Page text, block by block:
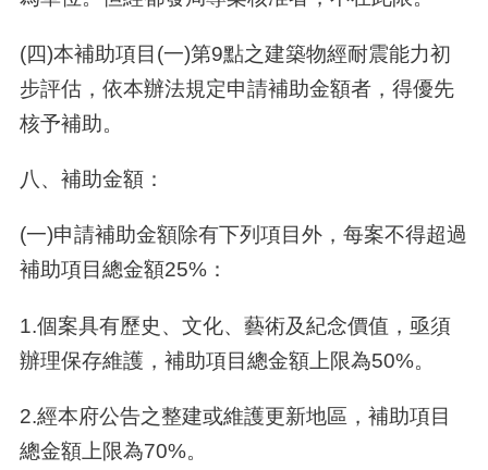
(四)本補助項目(一)第9點之建築物經耐震能力初
步評估，依本辦法規定申請補助金額者，得優先
核予補助。
八 、 補助金額：
(一)申請補助金額除有下列項目外，每案不得超過
補助項目總金額25%：
1.個案具有歷史、文化、藝術及紀念價值，亟須
辦理保存維護，補助項目總金額上限為50%。
2.經本府公告之整建或維護更新地區，補助項目
總金額上限為70%。